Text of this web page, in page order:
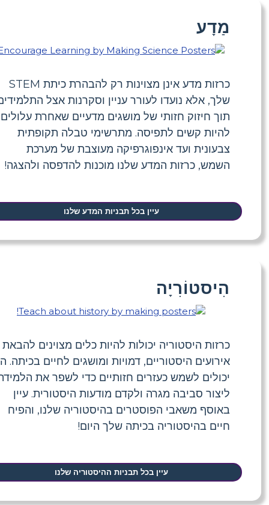
מַדָע
כרזות מדע אינן מצוינות רק להבהרת כיתת STEM
שלך, אלא נועדו לעורר עניין וסקרנות אצל
תוך חיזוק חזותי של מושגים מדעיים שאחרת עלולים
להיות קשים לתפיסה. מתרשימי טבלה תקופתית
צבעונית ועד אינפוגרפיקה מעוצבת של מערכת
השמש, כרזות המדע שלנו מוכנות להדפסה ולהצגה!
עיין בכל תבניות המדע שלנו
הִיסטוֹרִיָה
כרזות היסטוריה יכולות להיות כלים מצוינים להבאת
אירועים היסטוריים, דמויות ומושגים לחיים בכיתה.
יכולים לשמש כעזרים חזותיים כדי לשפר את
ליצור סביבה מגרה ולקדם מודעות היסטורית. עיין
באוסף משאבי הפוסטרים בהיסטוריה שלנו, והפיח
חיים בהיסטוריה בכיתה שלך היום!
עיין בכל תבניות ההיסטוריה שלנו